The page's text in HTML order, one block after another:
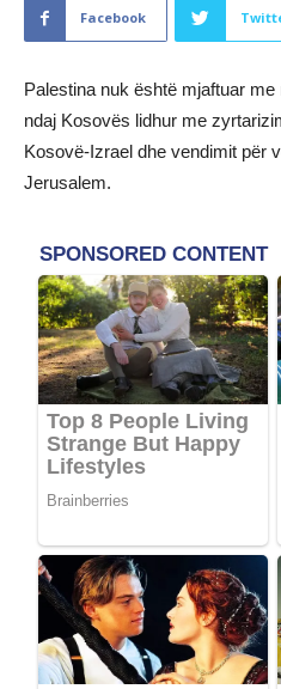
Facebook
Palestina nuk është mjaftuar
ndaj Kosovës lidhur me
Kosovë-Izrael dhe vendimit për
Jerusalem.